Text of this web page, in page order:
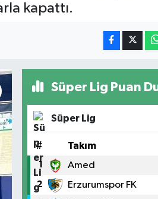
kapattı.
Süper Lig Puan
Süper Lig
# Takım
1 Amed
2 Erzurumspor FK